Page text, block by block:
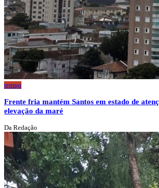
tempo
Frente fria mantém Santos em estado de
elevação da maré
Da Redação